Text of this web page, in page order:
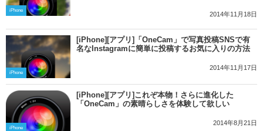
iPhone
2014年11月18日
iPhone
[iPhone][アプリ]「OneCam」で写真投稿SNSで有
名なInstagramに簡単に投稿するお気に入りの方法
2014年11月17日
iPhone
[iPhone][アプリ]これぞ本物！さらに進化した
「OneCam」の素晴らしさを体験して欲しい
2014年8月21日